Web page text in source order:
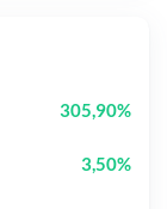
305,90%
3,50%